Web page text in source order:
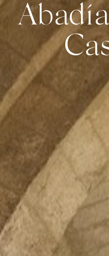
Tour Virtual Mis
GASTRONOMÍA